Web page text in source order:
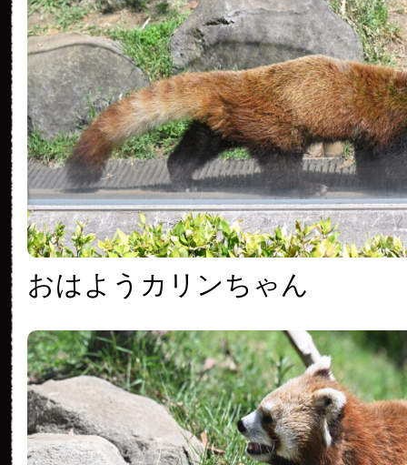
おはようカリンちゃん